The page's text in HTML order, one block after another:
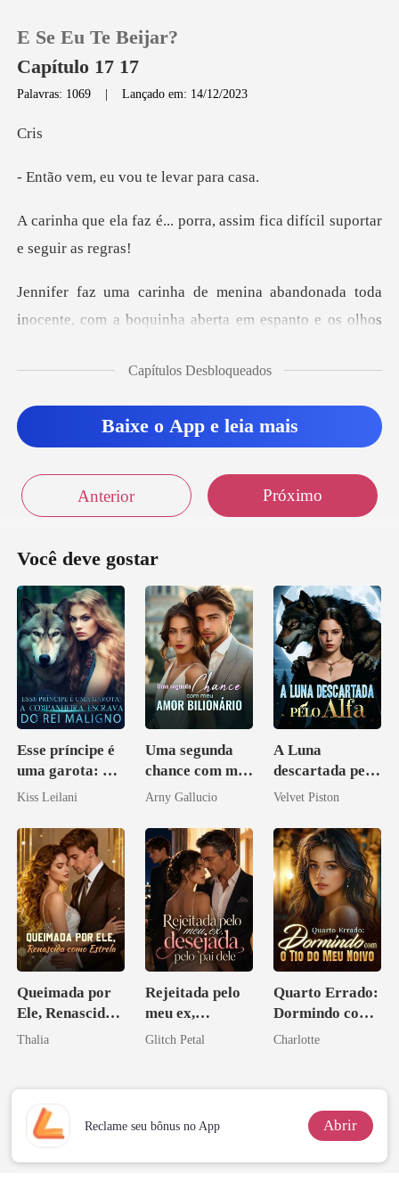
Loja
Histórico
Sair
E Se Eu Te Beijar?
Capítulo 17 17
Palavras: 1069 |Lançado em: 14/12/2023
r
eu vou te lev
porra, assim fica difícil
a aberta em espanto e os olhos
Capítulos Desbloqueados
Baixe o App e leia mais
Anterior Próximo
Você deve gostar
Esse príncipe é
uma garota: A
companheira
maligno
Kiss Leilani
Uma segunda
chance com meu
amor bilionário
Arny Gallucio
A Luna
descartada pelo
Alfa
Velvet Piston
Queimada por
Ele, Renascida
como Estrela
Thalia
Rejeitada pelo
meu ex,
desejada pelo
Glitch Petal
Quarto Errado:
Dormindo com
o Tio do Meu
Charlotte
Reclame seu bônus no App Abrir